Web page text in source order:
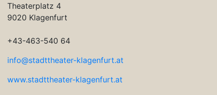
Theaterplatz 4
9020 Klagenfurt
+43-463-540 64
info@stadttheater-klagenfurt.at
www.stadttheater-klagenfurt.at